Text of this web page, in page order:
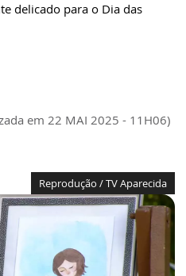
delicado para o Dia das
em 22 MAI 2025 - 11H06)
Reprodução / TV Aparecida